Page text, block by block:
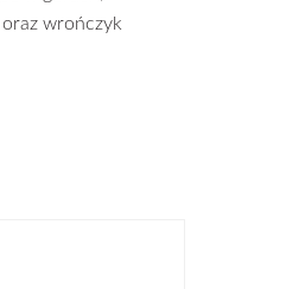
wrończyk